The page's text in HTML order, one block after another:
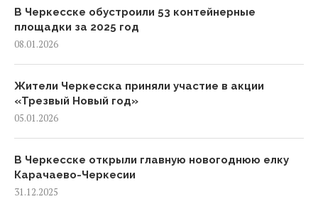
В Черкесске обустроили 53 контейнерные
площадки за 2025 год
08.01.2026
Жители Черкесска приняли участие в акции
«Трезвый Новый год»
05.01.2026
В Черкесске открыли главную новогоднюю елку
Карачаево-Черкесии
31.12.2025